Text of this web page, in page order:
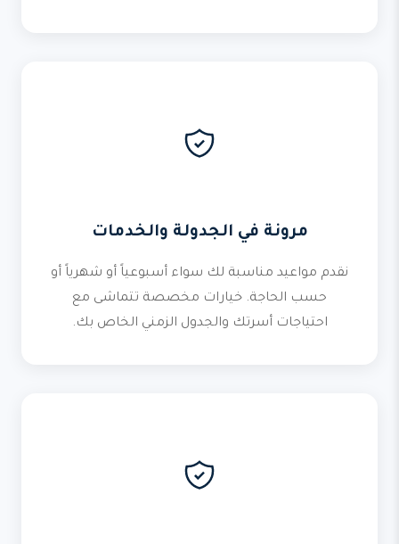
مرونة في الجدولة والخدمات
نقدم مواعيد مناسبة لك سواء أسبوعياً أو شهرياً أو
حسب الحاجة. خيارات مخصصة تتماشى مع
احتياجات أسرتك والجدول الزمني الخاص بك.